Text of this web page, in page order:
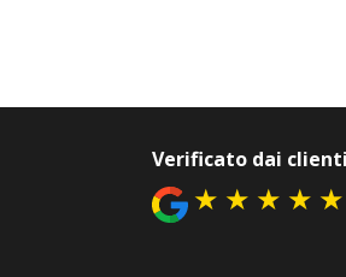
Verificato dai clienti
★ ★ ★ ★ ★